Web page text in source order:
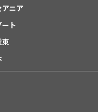
アニア
ート
東